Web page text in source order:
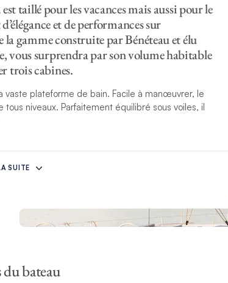
taillé pour les vacances mais aussi pour le
et de performances sur
la gamme construite par Bénéteau et élu
vous surprendra par son volume habitable
trois cabines.
vaste plateforme de bain. Facile à manœuvrer, le
niveaux. Parfaitement équilibré sous voiles, il
hublots de coque. L’habillage des meubles
dans le carré. La cuisine équipée est située à
au mouillage, cette nouvelle génération de voiliers où
SUITE
bateau